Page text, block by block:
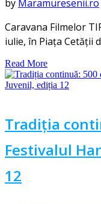
by Maramuresenii.ro
Caravana Filmelor
iulie, în Piața Cetății
Read More
Tradiția
Festivalul
12